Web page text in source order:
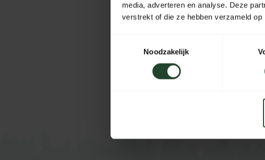
media, adverteren en analyse. Deze
verstrekt of die ze hebben verzameld
Noodzakelijk